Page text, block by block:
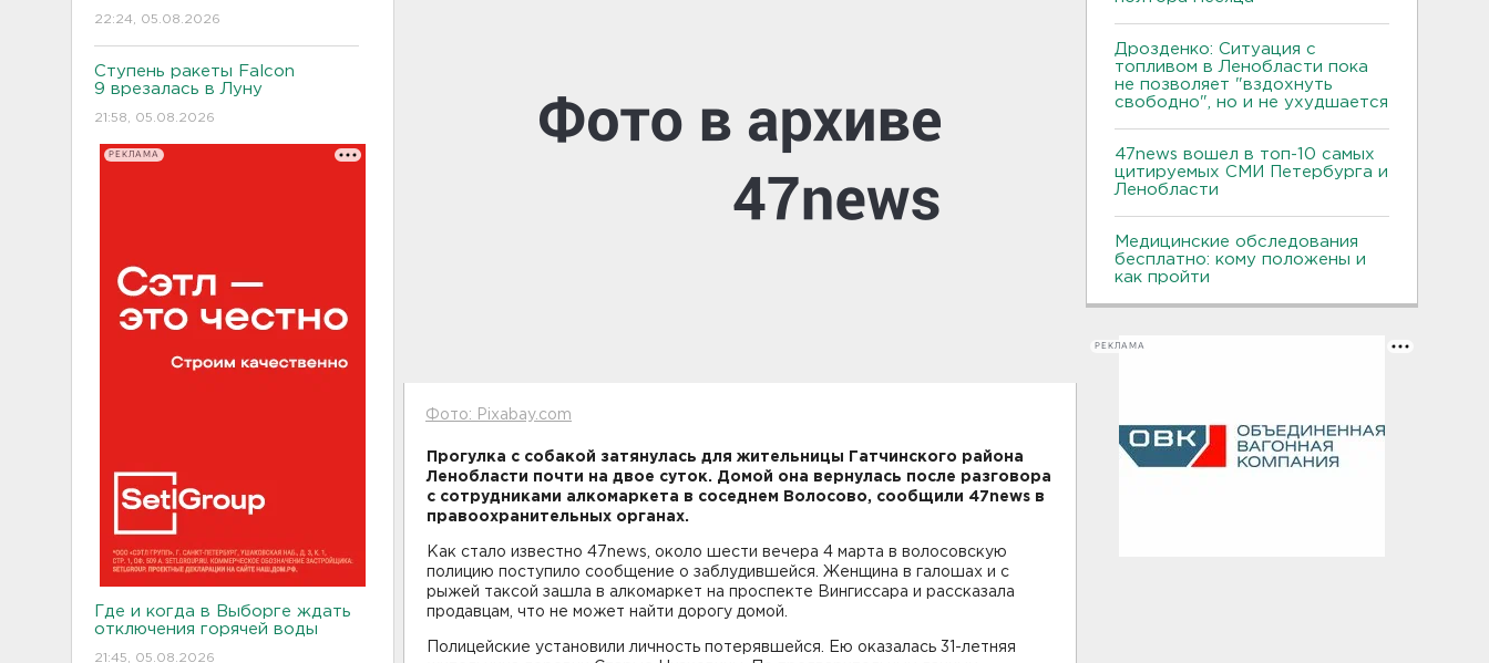
22:24, 05.08.2026
Ступень ракеты Falcon
9 врезалась в Луну
21:58, 05.08.2026
РЕКЛАМА
Где и когда в Выборге ждать
отключения горячей воды
21:45, 05.08.2026
Фото: Pixabay.com
Прогулка с собакой затянулась для жительницы Гатчинского района
Ленобласти почти на двое суток. Домой она вернулась после разговора
с сотрудниками алкомаркета в соседнем Волосово, сообщили 47news в
правоохранительных органах.
Как стало известно 47news, около шести вечера 4 марта в волосовскую
полицию поступило сообщение о заблудившейся. Женщина в галошах и с
рыжей таксой зашла в алкомаркет на проспекте Вингиссара и рассказала
продавцам, что не может найти дорогу домой.
Полицейские установили личность потерявшейся. Ею оказалась 31-летняя
Дрозденко: Ситуация с
топливом в Ленобласти пока
не позволяет "вздохнуть
свободно", но и не ухудшается
47news вошел в топ-10 самых
цитируемых СМИ Петербурга и
Ленобласти
Медицинские обследования
бесплатно: кому положены и
как пройти
РЕКЛАМА